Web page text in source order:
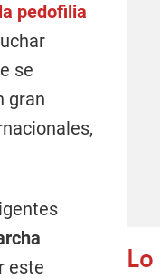
pedofilia
se
gran
este